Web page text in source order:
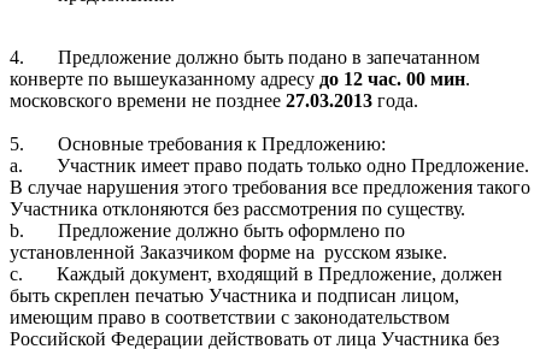
4.
Предложение должно быть подано в запечатанном
конверте по вышеуказанному адресу до 12 час. 00 мин.
московского времени не позднее 27.03.2013 года.
5.
Основные требования к Предложению:
a.
Участник имеет право подать только одно Предложение.
В случае нарушения этого требования все предложения такого
Участника отклоняются без рассмотрения по существу.
b.
Предложение должно быть оформлено по
установленной Заказчиком форме на русском языке.
c.
Каждый документ, входящий в Предложение, должен
быть скреплен печатью Участника и подписан лицом,
имеющим право в соответствии с законодательством
Российской Федерации действовать от лица Участника без